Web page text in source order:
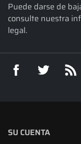
Puede darse de
consulte nuestra
legal.
Facebook Twitter
SU CUENTA